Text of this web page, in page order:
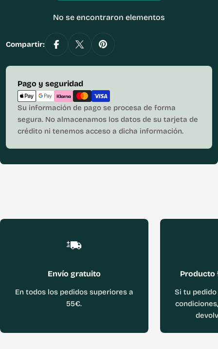
No se encontraron elementos
Compartir:
Pago y seguridad
Métodos
de
pago
Su información de pago se procesa de forma
segura. No almacenamos los datos de su tarjeta de
crédito ni tenemos acceso a dicha información.
Envío gratuito
En todos los pedidos superiores a
55€.
Producto
Si tu